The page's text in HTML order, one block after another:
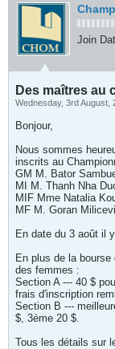
Join
Des maîtres au
Wednesday, 3rd August,
Bonjour,
Nous sommes
inscrits au
GM M. Bator
MI M. Thanh Nha
MIF Mme Natalia
MF M. Goran
En date du 3 août il
En plus de la
des femmes :
Section A --- 40 $
frais d'inscription
Section B ---
$, 3ème 20 $.
Tous les détails sur